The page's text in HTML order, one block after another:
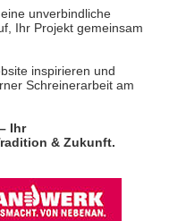
unverbindliche
Ihr Projekt gemeinsam
inspirieren und
Schreinerarbeit am
Ihr
& Zukunft.